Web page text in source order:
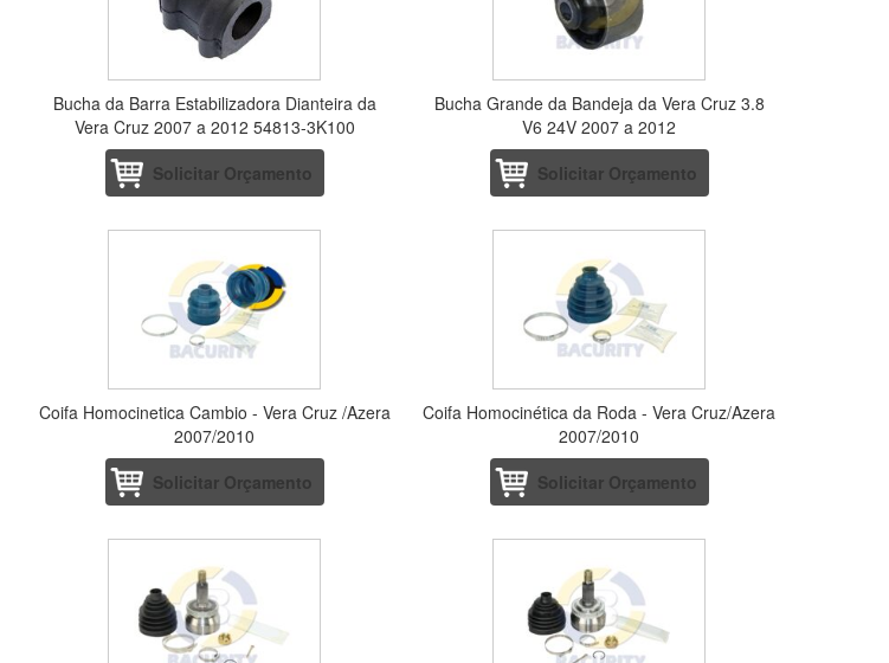
Bucha da Barra Estabilizadora Dianteira da
Vera Cruz 2007 a 2012 54813-3K100
Solicitar Orçamento
Bucha Grande da Bandeja da Vera Cruz 3.8
V6 24V 2007 a 2012
Solicitar Orçamento
Coifa Homocinetica Cambio - Vera Cruz /Azera
2007/2010
Solicitar Orçamento
Coifa Homocinética da Roda - Vera Cruz/Azera
2007/2010
Solicitar Orçamento